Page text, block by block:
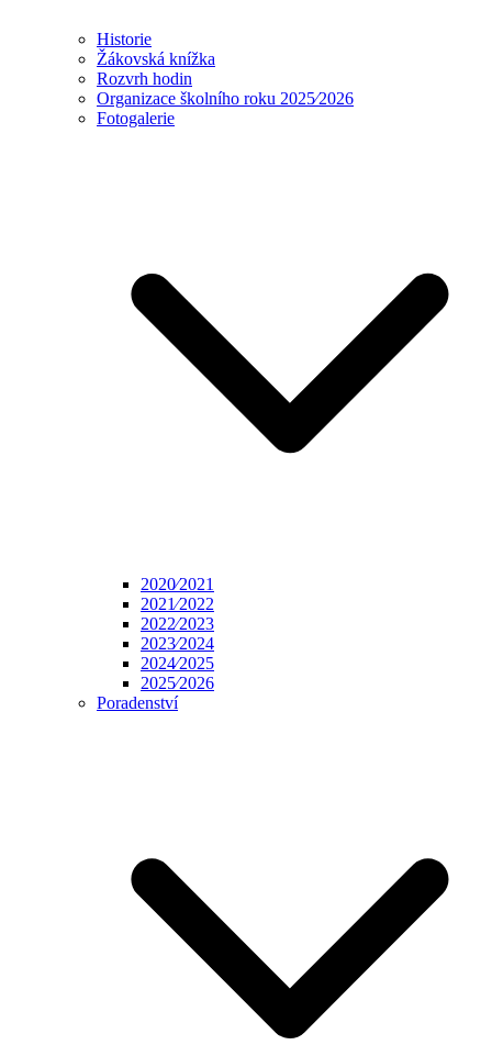
Historie
Žákovská knížka
Rozvrh hodin
Organizace školního roku 2025⁄2026
Fotogalerie
2020⁄2021
2021⁄2022
2022⁄2023
2023⁄2024
2024⁄2025
2025⁄2026
Poradenství